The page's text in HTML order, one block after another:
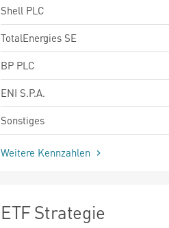
Shell PLC
TotalEnergies SE
BP PLC
ENI S.P.A.
Sonstiges
Weitere Kennzahlen
ETF Strategie